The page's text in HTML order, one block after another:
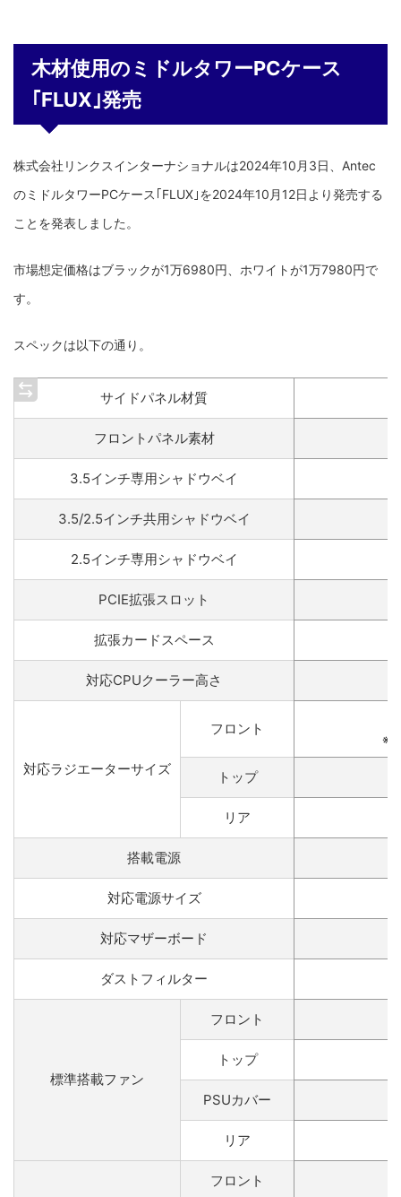
木材使用のミドルタワーPCケース
｢FLUX｣発売
株式会社リンクスインターナショナルは2024年10月3日、Antec
のミドルタワーPCケース｢FLUX｣を2024年10月12日より発売する
ことを発表しました。
市場想定価格はブラックが1万6980円、ホワイトが1万7980円で
す。
スペックは以下の通り。
サイドパネル材質
フロントパネル素材
3.5インチ専用シャドウベイ
3.5/2.5インチ共用シャドウベイ
2.5インチ専用シャドウベイ
PCIE拡張スロット
拡張カードスペース
対応CPUクーラー高さ
対応ラジエーターサイズ
フロント
※
トップ
リア
搭載電源
対応電源サイズ
対応マザーボード
ダストフィルター
標準搭載ファン
フロント
トップ
PSUカバー
リア
フロント